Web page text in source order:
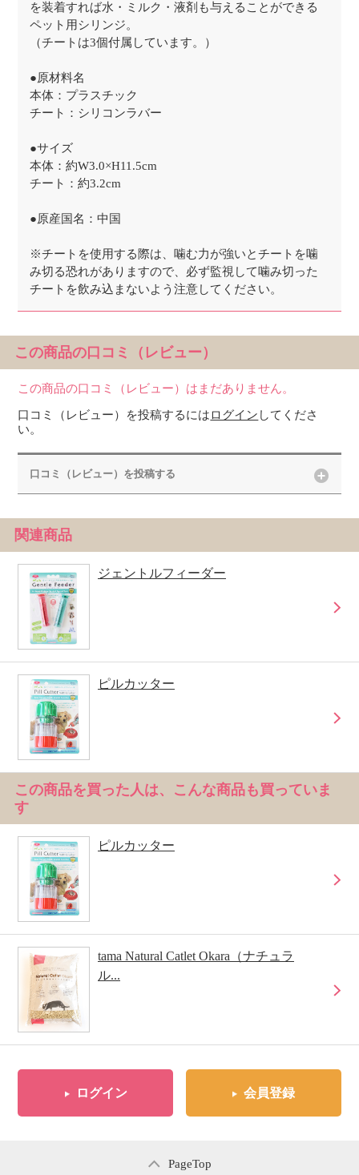
を装着すれば水・ミルク・液剤も与えることができる
ペット用シリンジ。
（チートは3個付属しています。）
●原材料名
本体：プラスチック
チート：シリコンラバー
●サイズ
本体：約W3.0×H11.5cm
チート：約3.2cm
●原産国名：中国
※チートを使用する際は、噛む力が強いとチートを噛
み切る恐れがありますので、必ず監視して噛み切った
チートを飲み込まないよう注意してください。
この商品の口コミ（レビュー）
この商品の口コミ（レビュー）はまだありません。
口コミ（レビュー）を投稿するにはログイン してくださ
い。
口コミ（レビュー）を投稿する
関連商品
ジェントルフィーダー
ピルカッター
この商品を買った人は、こんな商品も買っていま
す
ピルカッター
tama Natural Catlet Okara（ナチュラ
ル...
ログイン 会員登録
PageTop